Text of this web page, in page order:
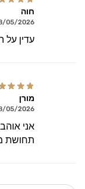
חוה
05/2026
עדין על
מורן
05/2026
אני
תחושת